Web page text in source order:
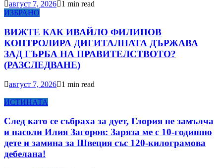
август 7, 2026
1 min read
ИЗБРАНО
ВИЖТЕ КАК ИВАЙЛО ФИЛИПОВ
КОНТРОЛИРА ДИГИТАЛНАТА ДЪРЖАВА
ЗАД ГЪРБА НА ПРАВИТЕЛСТВОТО?
(РАЗСЛЕДВАНЕ)
август 7, 2026 1 min read
ИСТИНАТА
След като се събраха за дует, Глория не замълча
и насоли Илия Загоров: Заряза ме с 10-годишно
дете и замина за Швеция със 120-килограмова
дебелана!